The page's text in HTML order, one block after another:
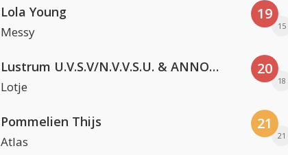
Lola Young
Messy
Lustrum U.V.S.V/N.V.V.S.U. & ANNO ONS & Jopke van Dobbenburgh & Roeland Beelen
Lotje
Pommelien Thijs
Atlas
19
15
20
18
21
21